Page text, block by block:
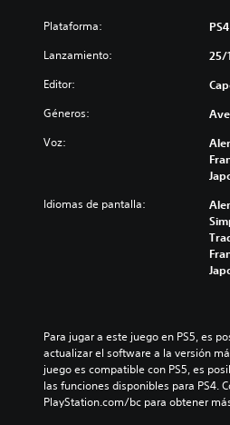
Plataforma: PS4
Lanzamiento: 25/
Editor:
Géneros:
Voz:
Idiomas de pantalla:
Para jugar a este juego en PS5, es
actualizar el software a la versión
juego es compatible con PS5, es
las funciones disponibles para PS4.
PlayStation.com/bc para obtener